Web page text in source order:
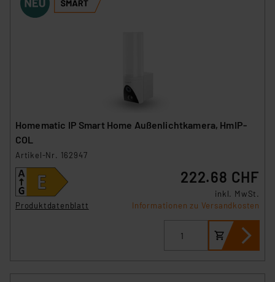
Homematic IP Smart Home Außenlichtkamera, HmIP-
COL
Artikel-Nr. 162947
Produktdatenblatt
222.68 CHF
inkl. MwSt.
Informationen zu Versandkosten